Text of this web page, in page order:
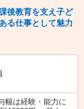
後教育を支え子ど
る仕事として魅力
幅は経験・能力に